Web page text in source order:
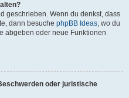
geschrieben. Wenn du denkst, dass
dann besuche phpBB Ideas, wo du
abgeben oder neue Funktionen
oder juristische